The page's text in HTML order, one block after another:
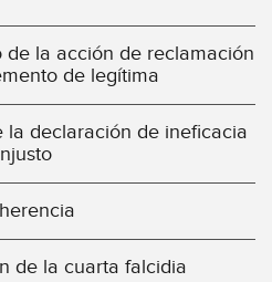
la acción de reclamación
de legítima
declaración de ineficacia
de la cuarta falcidia